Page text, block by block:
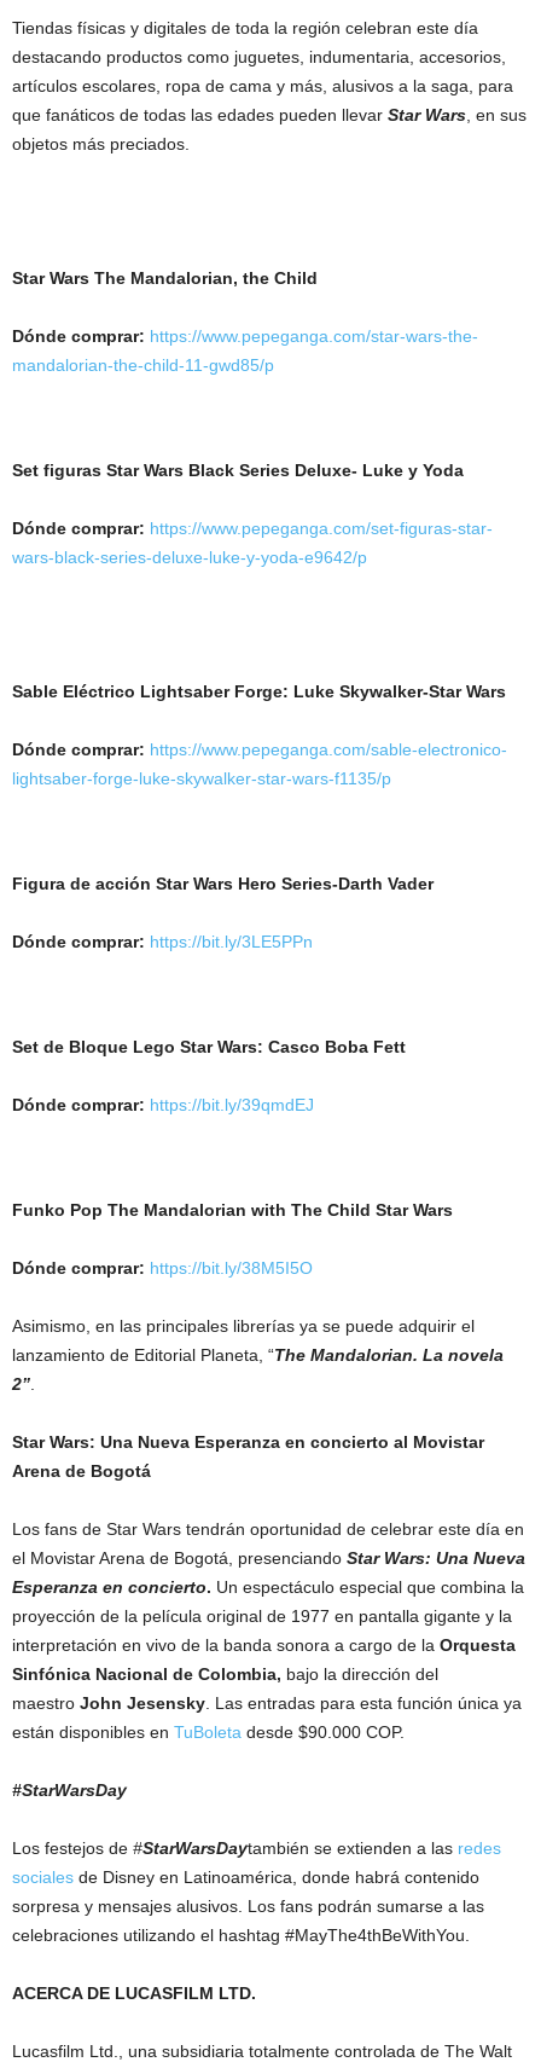
Tiendas físicas y digitales de toda la región celebran este día
destacando productos como juguetes, indumentaria, accesorios,
artículos escolares, ropa de cama y más, alusivos a la saga, para
que fanáticos de todas las edades pueden llevar Star Wars , en sus
objetos más preciados.
Star Wars The Mandalorian, the Child
Dónde comprar: https://www.pepeganga.com/star-wars-the-
mandalorian-the-child-11-gwd85/p
Set figuras Star Wars Black Series Deluxe- Luke y Yoda
Dónde comprar: https://www.pepeganga.com/set-figuras-star-
wars-black-series-deluxe-luke-y-yoda-e9642/p
Sable Eléctrico Lightsaber Forge: Luke Skywalker-Star Wars
Dónde comprar: https://www.pepeganga.com/sable-electronico-
lightsaber-forge-luke-skywalker-star-wars-f1135/p
Figura de acción Star Wars Hero Series-Darth Vader
Dónde comprar: https://bit.ly/3LE5PPn
Set de Bloque Lego Star Wars: Casco Boba Fett
Dónde comprar: https://bit.ly/39qmdEJ
Funko Pop The Mandalorian with The Child Star Wars
Dónde comprar: https://bit.ly/38M5I5O
Asimismo, en las principales librerías ya se puede adquirir el
lanzamiento de Editorial Planeta, “The Mandalorian. La novela
2”
Star Wars: Una Nueva Esperanza en concierto al Movistar
Arena de Bogotá
Los fans de Star Wars tendrán oportunidad de celebrar este día en
el Movistar Arena de Bogotá, presenciando Star Wars: Una Nueva
Esperanza en concierto. Un espectáculo especial que combina la
proyección de la película original de 1977 en pantalla gigante y la
interpretación en vivo de la banda sonora a cargo de la Orquesta
Sinfónica Nacional de Colombia, bajo la dirección del
maestro John Jesensky . Las entradas para esta función única ya
están disponibles en TuBoleta desde $90.000 COP.
#StarWarsDay
Los festejos de #StarWarsDaytambién se extienden a las redes
sociales de Disney en Latinoamérica, donde habrá contenido
sorpresa y mensajes alusivos. Los fans podrán sumarse a las
celebraciones utilizando el hashtag #MayThe4thBeWithYou.
ACERCA DE LUCASFILM LTD.
Lucasfilm Ltd., una subsidiaria totalmente controlada de The Walt